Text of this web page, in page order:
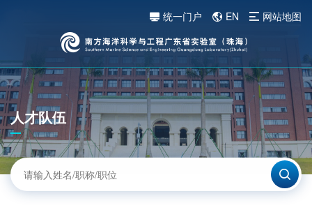
统一门户 EN 网站地图
人才队伍